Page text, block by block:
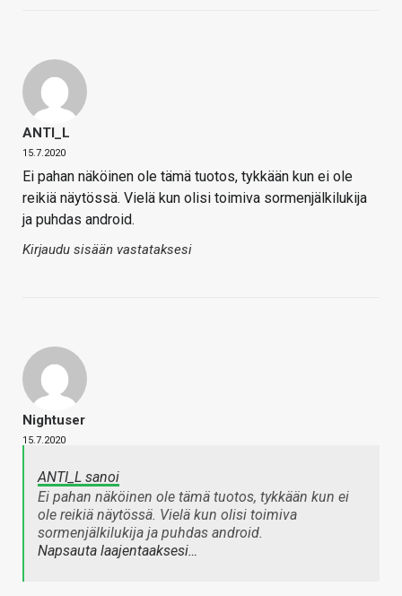
ANTI_L
15.7.2020
Ei pahan näköinen ole tämä tuotos, tykkään kun ei ole
reikiä näytössä. Vielä kun olisi toimiva sormenjälkilukija
ja puhdas android.
Kirjaudu sisään vastataksesi
Nightuser
15.7.2020
ANTI_L sanoi
Ei pahan näköinen ole tämä tuotos, tykkään kun ei
ole reikiä näytössä. Vielä kun olisi toimiva
sormenjälkilukija ja puhdas android.
Napsauta laajentaaksesi…